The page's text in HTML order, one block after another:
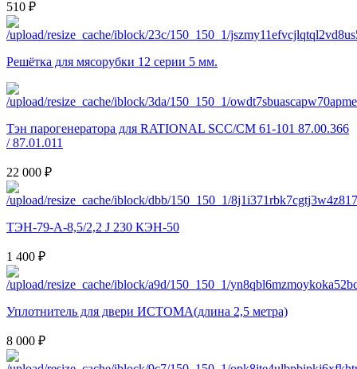
510 ₽
Решётка для мясорубки 12 серии 5 мм.
Тэн парогенератора для RATIONAL SCC/CM 61-101 87.00.366
/ 87.01.011
22 000 ₽
ТЭН-79-А-8,5/2,2 J 230 КЭН-50
1 400 ₽
Уплотнитель для двери ИСТОМА(длина 2,5 метра)
8 000 ₽